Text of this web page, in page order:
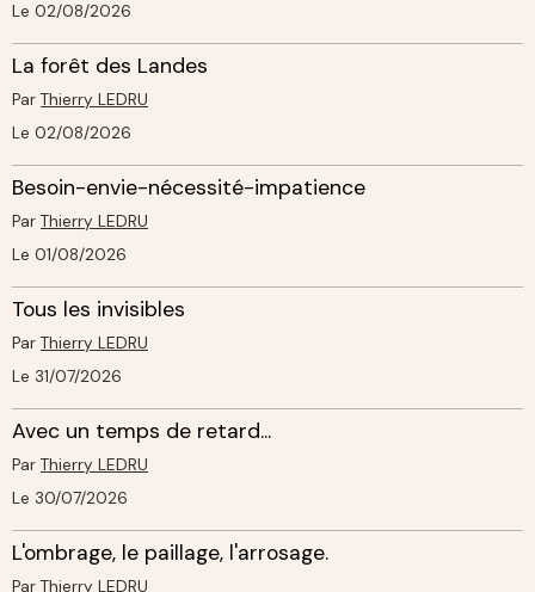
Le 02/08/2026
La forêt des Landes
Par Thierry LEDRU
Le 02/08/2026
Besoin-envie-nécessité-impatience
Par Thierry LEDRU
Le 01/08/2026
Tous les invisibles
Par Thierry LEDRU
Le 31/07/2026
Avec un temps de retard...
Par Thierry LEDRU
Le 30/07/2026
L'ombrage, le paillage, l'arrosage.
Par Thierry LEDRU